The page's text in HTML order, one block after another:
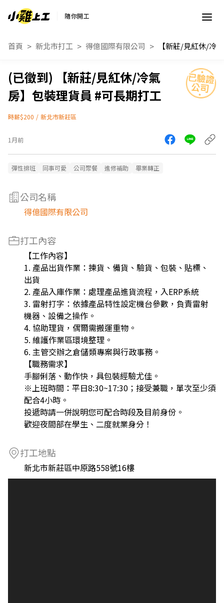
隨你開工
首頁 新北市打工 得億國際有限公司
【新莊/見紅休/冷氣
房】包裝理貨員 #可長期打工
時薪$200 / 新北市新莊區
1月前
彈性排班 同事可愛 公司聚餐 進修補助 畢業轉正
公司名稱
得億國際有限公司
打工內容
【工作內容】
1. 產品出貨作業：揀貨、備貨、驗貨、包裝、貼標、
出貨
2. 產品入庫作業：處理產品進貨流程，入ERP系統
3. 雷射打字：依據產品特性設定機台參數，負責雷射
機器、設備之操作。
4. 協助理貨，偶爾需搬運重物。
5. 維護作業區環境整理。
6. 主管交辦之倉儲類專案與行政事務。
【職務需求】
手腳俐落、動作快，具包裝經驗尤佳。
※上班時間：平日8:30~17:30；接受兼職，單次至少須
配合4小時。
投遞時請一併說明您可配合時段及目前身份。
歡迎夜間部在學生、二度就業身分！
打工地點
新北市新莊區中原路558號16樓